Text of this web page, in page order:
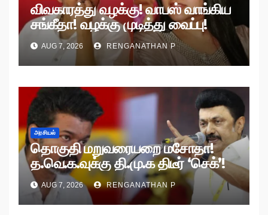
விவகாரத்து வழக்கு! வாபஸ் வாங்கிய
சங்கீதா! வழக்கு முடித்து வைப்பு!
AUG 7, 2026 RENGANATHAN P
அரசியல்
தொகுதி மறுவரையறை மசோதா!
த.வெ.க.வுக்கு தி.மு.க திடீர் ‘செக்’!
AUG 7, 2026 RENGANATHAN P